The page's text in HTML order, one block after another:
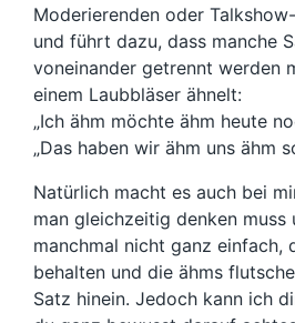
Moderierenden oder
und führt dazu, dass manche
voneinander getrennt werden
einem Laubbläser ähnelt:
„Ich ähm möchte ähm heute
„Das haben wir ähm uns ähm
Natürlich macht es auch bei
man gleichzeitig denken muss
manchmal nicht ganz einfach,
behalten und die ähms
Satz hinein. Jedoch kann ich